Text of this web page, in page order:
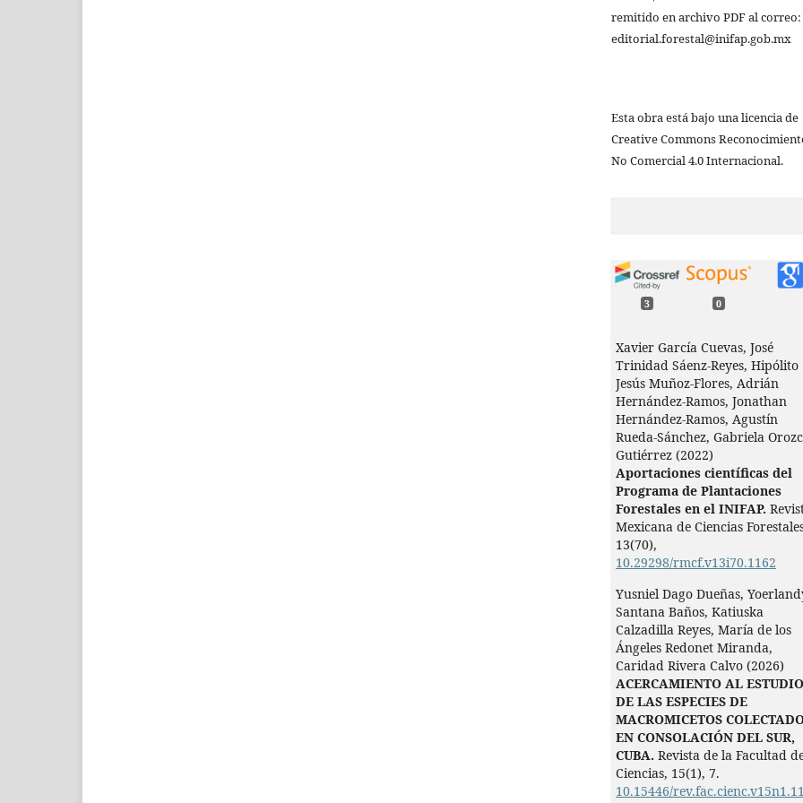
remitido en archivo PDF al correo:
editorial.forestal@inifap.gob.mx
Esta obra está bajo una licencia de
Creative Commons
No Comercial 4.0 Internacional.
3 0
Xavier García Cuevas, José
Trinidad Sáenz-Reyes, Hipólito
Jesús Muñoz-Flores, Adrián
Hernández-Ramos, Jonathan
Hernández-Ramos, Agustín
Rueda-Sánchez, Gabriela
Gutiérrez (2022)
Aportaciones científicas del
Programa de Plantaciones
Forestales en el INIFAP.
Mexicana de Ciencias
13(70),
10.29298/rmcf.v13i70.1162
Yusniel Dago Dueñas,
Santana Baños, Katiuska
Calzadilla Reyes, María de los
Ángeles Redonet Miranda,
Caridad Rivera Calvo (2026)
ACERCAMIENTO AL ESTUDIO
DE LAS ESPECIES DE
MACROMICETOS
EN CONSOLACIÓN DEL SUR,
CUBA. Revista de la Facultad
Ciencias, 15(1), 7.
10.15446/